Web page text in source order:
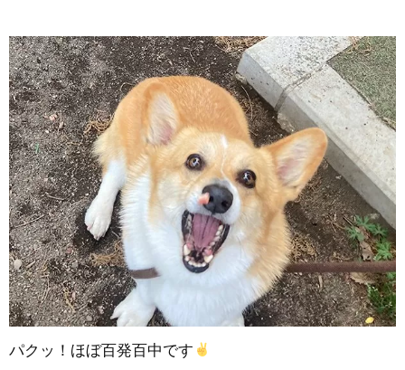
パクッ！ほぼ百発百中です